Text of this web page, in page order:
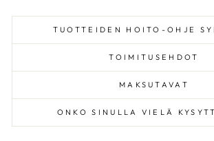
TUOTTEIDEN HOITO-OHJE
TOIMITUSEHDOT
MAKSUTAVAT
ONKO SINULLA VIELÄ